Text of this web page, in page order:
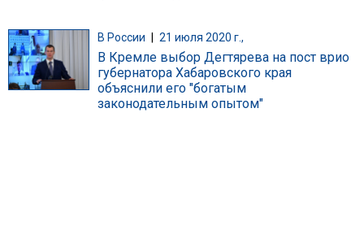
В России 21 июля 2020 г.,
В Кремле выбор Дегтярева на пост врио
губернатора Хабаровского края
объяснили его "богатым
законодательным опытом"